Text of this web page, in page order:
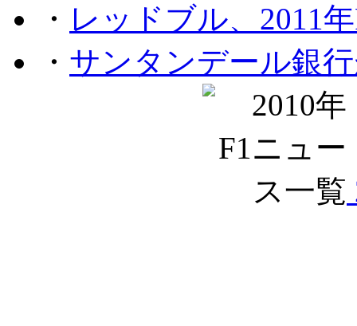
・ レッドブル、2011
・ サンタンデール銀